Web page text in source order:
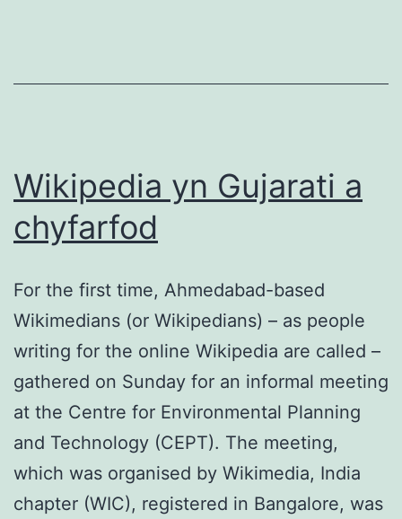
Wikipedia yn Gujarati a
chyfarfod
For the first time, Ahmedabad-based
Wikimedians (or Wikipedians) – as people
writing for the online Wikipedia are called –
gathered on Sunday for an informal meeting
at the Centre for Environmental Planning
and Technology (CEPT). The meeting,
which was organised by Wikimedia, India
chapter (WIC), registered in Bangalore, was